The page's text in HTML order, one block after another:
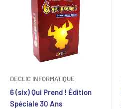
DECLIC INFORMATIQUE
6 (six) Qui Prend ! Édition
Spéciale 30 Ans